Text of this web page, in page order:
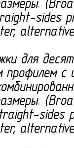
sides
для
профилем с
sides